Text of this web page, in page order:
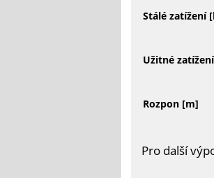
Stálé zatížení
Užitné
Rozpon [m]
Pro další